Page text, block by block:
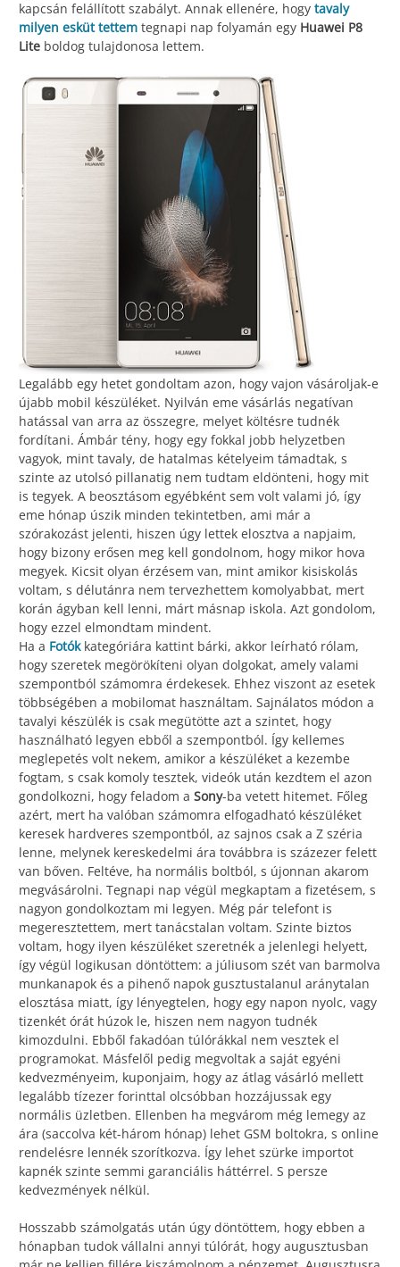
kapcsán felállított szabályt. Annak ellenére, hogy tavaly
milyen esküt tettem tegnapi nap folyamán egy Huawei P8
Lite boldog tulajdonosa lettem.
Legalább egy hetet gondoltam azon, hogy vajon vásároljak-e
újabb mobil készüléket. Nyilván eme vásárlás negatívan
hatással van arra az összegre, melyet költésre tudnék
fordítani. Ámbár tény, hogy egy fokkal jobb helyzetben
vagyok, mint tavaly, de hatalmas kételyeim támadtak, s
szinte az utolsó pillanatig nem tudtam eldönteni, hogy mit
is tegyek. A beosztásom egyébként sem volt valami jó, így
eme hónap úszik minden tekintetben, ami már a
szórakozást jelenti, hiszen úgy lettek elosztva a napjaim,
hogy bizony erősen meg kell gondolnom, hogy mikor hova
megyek. Kicsit olyan érzésem van, mint amikor kisiskolás
voltam, s délutánra nem tervezhettem komolyabbat, mert
korán ágyban kell lenni, márt másnap iskola. Azt gondolom,
hogy ezzel elmondtam mindent.
Ha a Fotók kategóriára kattint bárki, akkor leírható rólam,
hogy szeretek megörökíteni olyan dolgokat, amely valami
szempontból számomra érdekesek. Ehhez viszont az esetek
többségében a mobilomat használtam. Sajnálatos módon a
tavalyi készülék is csak megütötte azt a szintet, hogy
használható legyen ebből a szempontból. Így kellemes
meglepetés volt nekem, amikor a készüléket a kezembe
fogtam, s csak komoly tesztek, videók után kezdtem el azon
gondolkozni, hogy feladom a Sony-ba vetett hitemet. Főleg
azért, mert ha valóban számomra elfogadható készüléket
keresek hardveres szempontból, az sajnos csak a Z széria
lenne, melynek kereskedelmi ára továbbra is százezer felett
van bőven. Feltéve, ha normális boltból, s újonnan akarom
megvásárolni. Tegnapi nap végül megkaptam a fizetésem, s
nagyon gondolkoztam mi legyen. Még pár telefont is
megeresztettem, mert tanácstalan voltam. Szinte biztos
voltam, hogy ilyen készüléket szeretnék a jelenlegi helyett,
így végül logikusan döntöttem: a júliusom szét van barmolva
munkanapok és a pihenő napok gusztustalanul aránytalan
elosztása miatt, így lényegtelen, hogy egy napon nyolc, vagy
tizenkét órát húzok le, hiszen nem nagyon tudnék
kimozdulni. Ebből fakadóan túlórákkal nem vesztek el
programokat. Másfelől pedig megvoltak a saját egyéni
kedvezményeim, kuponjaim, hogy az átlag vásárló mellett
legalább tízezer forinttal olcsóbban hozzájussak egy
normális üzletben. Ellenben ha megvárom még lemegy az
ára (saccolva két-három hónap) lehet GSM boltokra, s online
rendelésre lennék szorítkozva. Így lehet szürke importot
kapnék szinte semmi garanciális háttérrel. S persze
kedvezmények nélkül.
Hosszabb számolgatás után úgy döntöttem, hogy ebben a
hónapban tudok vállalni annyi túlórát, hogy augusztusban